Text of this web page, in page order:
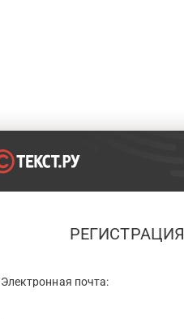
РЕГИСТРАЦИЯ
Электронная почта: